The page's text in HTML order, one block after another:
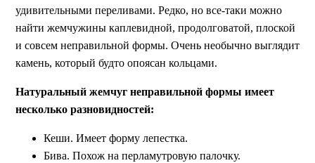
удивительными переливами. Редко, но все-таки можно
найти жемчужины каплевидной, продолговатой, плоской
и совсем неправильной формы. Очень необычно выглядит
камень, который будто опоясан кольцами.
Натуральный жемчуг неправильной формы имеет
несколько разновидностей:
Кеши. Имеет форму лепестка.
Бива. Похож на перламутровую палочку.